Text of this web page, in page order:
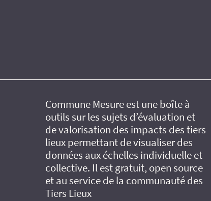
Commune Mesure est une boîte à
outils sur les sujets d’évaluation et
de valorisation des impacts des tiers
lieux permettant de visualiser des
données aux échelles individuelle et
collective. Il est gratuit, open source
et au service de la communauté des
Tiers Lieux